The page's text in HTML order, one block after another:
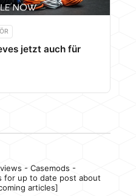
jetzt auch für
- Casemods -
for up to date post about
articles]